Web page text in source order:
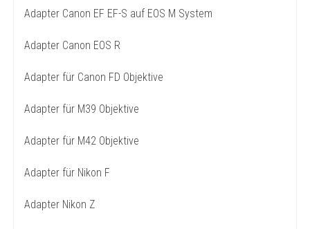
Adapter Canon EF EF-S auf EOS M System
Adapter Canon EOS R
Adapter für Canon FD Objektive
Adapter für M39 Objektive
Adapter für M42 Objektive
Adapter für Nikon F
Adapter Nikon Z